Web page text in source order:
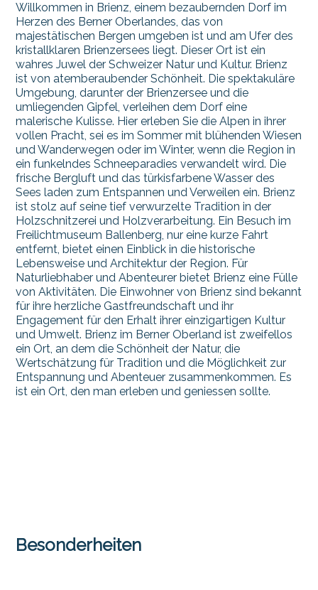
Willkommen in Brienz, einem bezaubernden Dorf im
Herzen des Berner Oberlandes, das von
majestätischen Bergen umgeben ist und am Ufer des
kristallklaren Brienzersees liegt. Dieser Ort ist ein
wahres Juwel der Schweizer Natur und Kultur. Brienz
ist von atemberaubender Schönheit. Die spektakuläre
Umgebung, darunter der Brienzersee und die
umliegenden Gipfel, verleihen dem Dorf eine
malerische Kulisse. Hier erleben Sie die Alpen in ihrer
vollen Pracht, sei es im Sommer mit blühenden Wiesen
und Wanderwegen oder im Winter, wenn die Region in
ein funkelndes Schneeparadies verwandelt wird. Die
frische Bergluft und das türkisfarbene Wasser des
Sees laden zum Entspannen und Verweilen ein. Brienz
ist stolz auf seine tief verwurzelte Tradition in der
Holzschnitzerei und Holzverarbeitung. Ein Besuch im
Freilichtmuseum Ballenberg, nur eine kurze Fahrt
entfernt, bietet einen Einblick in die historische
Lebensweise und Architektur der Region. Für
Naturliebhaber und Abenteurer bietet Brienz eine Fülle
von Aktivitäten. Die Einwohner von Brienz sind bekannt
für ihre herzliche Gastfreundschaft und ihr
Engagement für den Erhalt ihrer einzigartigen Kultur
und Umwelt. Brienz im Berner Oberland ist zweifellos
ein Ort, an dem die Schönheit der Natur, die
Wertschätzung für Tradition und die Möglichkeit zur
Entspannung und Abenteuer zusammenkommen. Es
ist ein Ort, den man erleben und geniessen sollte.
Besonderheiten